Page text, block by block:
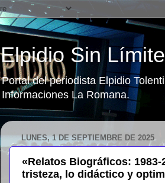
Elpidio Sin
Portal del periodista Elpidio
Informaciones La Romana.
LUNES, 1 DE SEPTIEMBRE DE 2025
«Relatos Biográficos:
tristeza, lo didáctico y